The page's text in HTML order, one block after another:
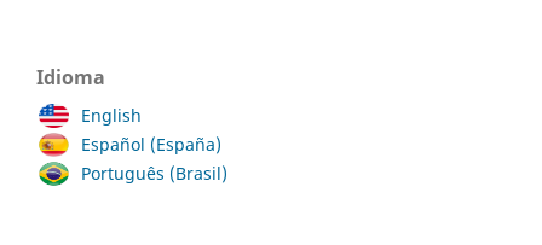
Idioma
English
Español (España)
Português (Brasil)